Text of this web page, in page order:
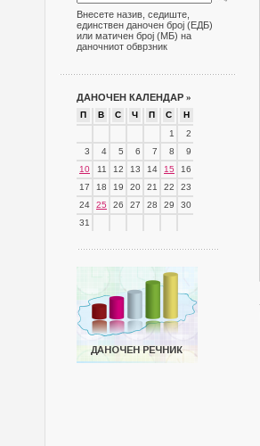
Внесете назив, седиште,
единствен даночен број (ЕДБ)
или матичен број (МБ) на
даночниот обврзник
ДАНОЧЕН КАЛЕНДАР »
П В С Ч П С
Н
1
2
3
4 5 6 7 8
9
10
11 12 13 14 15
16
17
18 19 20 21 22
23
24
25 26 27 28 29
30
31